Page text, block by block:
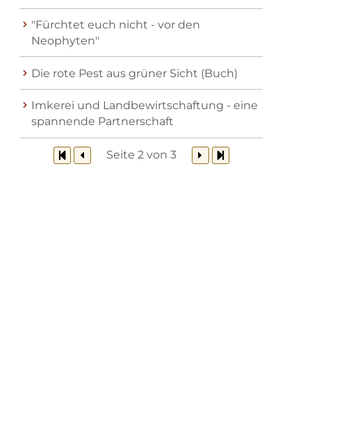
"Fürchtet euch nicht - vor den
Neophyten"
Die rote Pest aus grüner Sicht (Buch)
Imkerei und Landbewirtschaftung - eine
spannende Partnerschaft
Seite 2 von 3